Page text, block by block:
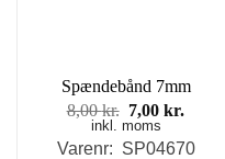
Spændebånd 7mm
8,00kr. Den
oprindelige
pris
7,00kr.
pris
inkl. moms
Varenr: SP04670